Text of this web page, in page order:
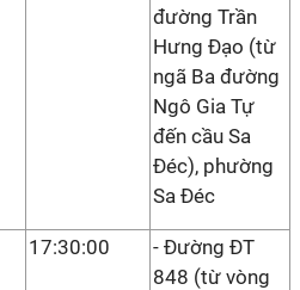
đường Trần
Hưng Đạo (từ
ngã Ba đường
Ngô Gia Tự
đến cầu Sa
Đéc), phường
Sa Đéc
17:30:00
- Đường ĐT
848 (từ vòng